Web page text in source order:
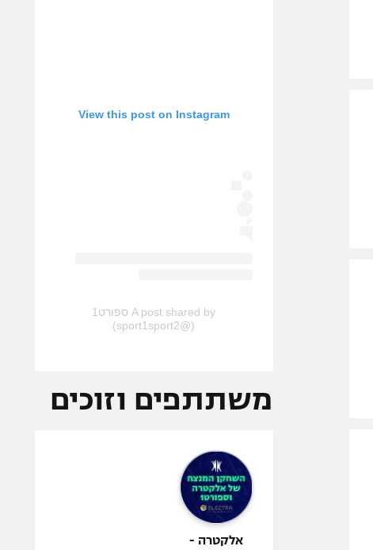
View this post on Instagram
A post shared by ספורט1
(@sport1sport2)
משתתפים וזוכים
אלקטרה -